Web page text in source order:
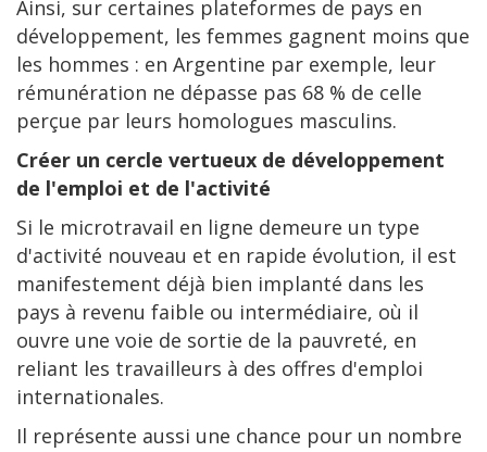
Ainsi, sur certaines plateformes de pays en
développement, les femmes gagnent moins que
les hommes : en Argentine par exemple, leur
rémunération ne dépasse pas 68 % de celle
perçue par leurs homologues masculins.
Créer un cercle vertueux de développement
de l'emploi et de l'activité
Si le microtravail en ligne demeure un type
d'activité nouveau et en rapide évolution, il est
manifestement déjà bien implanté dans les
pays à revenu faible ou intermédiaire, où il
ouvre une voie de sortie de la pauvreté, en
reliant les travailleurs à des offres d'emploi
internationales.
Il représente aussi une chance pour un nombre